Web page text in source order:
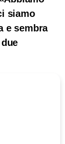
siamo
e sembra